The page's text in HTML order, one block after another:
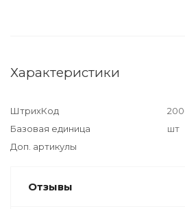
Характеристики
ШтрихКод
Базовая единица
шт
Доп. артикулы
Отзывы